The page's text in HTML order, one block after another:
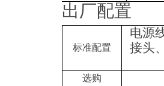
出厂配置
标准配置
电源
接头
选购